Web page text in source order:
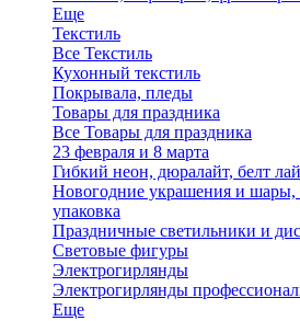
Еще
Текстиль
Все Текстиль
Кухонный текстиль
Покрывала, пледы
Товары для праздника
Все Товары для праздника
23 февраля и 8 марта
Гибкий неон, дюралайт, белт
Новогодние украшения и шары,
упаковка
Праздничные светильники и
Световые фигуры
Электрогирлянды
Электрогирлянды
Еще